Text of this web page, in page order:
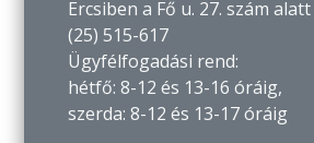
Ercsiben a Fő u. 27. szám alatt
(25) 515-617
Ügyfélfogadási rend:
hétfő: 8-12 és 13-16 óráig,
szerda: 8-12 és 13-17 óráig